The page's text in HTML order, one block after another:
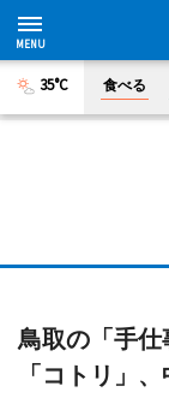
35°C 食べる
鳥取の「手仕
「コトリ」